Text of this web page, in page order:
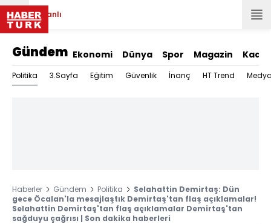
Canlı
Gündem Ekonomi Dünya Spor Magazin Kadın
Politika 3.Sayfa Eğitim Güvenlik İnanç HT Trend
Haberler Gündem Politika
Selahattin Demirtaş: Dün
gece Öcalan'la mesajlaştık Demirtaş'tan flaş açıklamalar!
Selahattin Demirtaş'tan flaş açıklamalar Demirtaş'tan
sağduyu çağrısı | Son dakika haberleri